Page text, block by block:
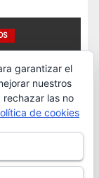
garantizar el
nuestros
las no
de cookies